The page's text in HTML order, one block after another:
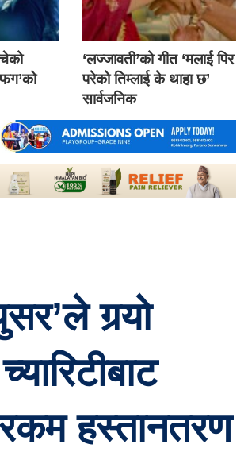
‘लज्जावती’को गीत ‘मलाई पिर
परेको तिम्लाई के थाहा छ’
सार्वजनिक
गर्‍यो
हस्तानतरण